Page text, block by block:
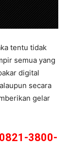
tentu tidak
semua yang
digital
secara
gelar
3800-